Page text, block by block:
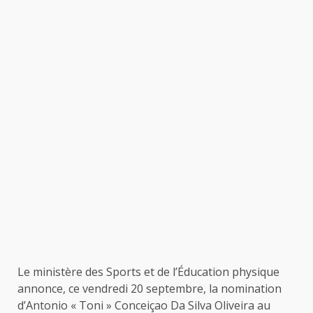
Le ministère des Sports et de l’Éducation physique
annonce, ce vendredi 20 septembre, la nomination
d’Antonio « Toni » Conceiçao Da Silva Oliveira au